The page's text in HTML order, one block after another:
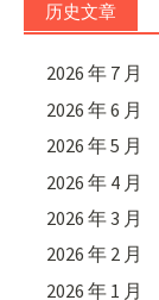
历史文章
2026 年 7 月
2026 年 6 月
2026 年 5 月
2026 年 4 月
2026 年 3 月
2026 年 2 月
2026 年 1 月